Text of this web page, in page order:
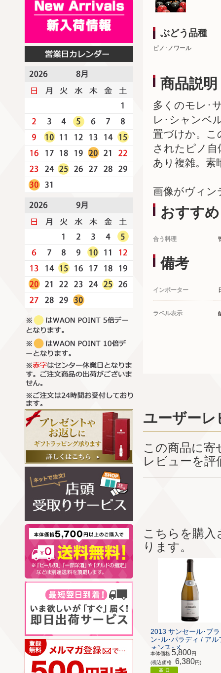
ぶどう品種
ピノ･ノワール
商品説明
多くのモレ･
レ･シャンベ
置づけか。こ
されたピノ
あり複雑。素
画像がヴィン
おすすめ
合う料理
備考
インポーター
ラベル表示
ユーザーレ
この商品に
レビューを評
こちらを購
ります。
2013 サンセール･ブラ
ン･ル･パラディ / アル
ォンス･メ...
本体価格 5,800円
(税込価格
6,380円)